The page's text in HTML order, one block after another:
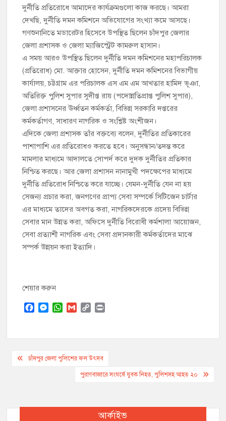
দুর্নীতি প্রতিরোধে আমাদের কার্যক্রমগুলো কাজ করছে। আমরা
দেখছি, দুর্নীতি দমন কমিশনে অভিযোগের সংখ্যা কমে আসছে।
গণশুনানিতে মডারেটর হিসেবে উপস্থিত ছিলেন চাঁদপুর জেলার
জেলা প্রশাসক ও জেলা ম্যাজিস্ট্রেট কামরুল হাসান।
এ সময় আরও উপস্থিত ছিলেন দুর্নীতি দমন কমিশনের মহাপরিচালক
(প্রতিরোধ) মো. আক্তার হোসেন, দুর্নীতি দমন কমিশনের বিভাগীয়
কার্যালয়, চট্টগ্রাম এর পরিচালক এস এম এম আখতার হামিদ ভূঞা,
অতিরিক্ত পুলিশ সুপার সুদীপ্ত রায় (পদোন্নতিপ্রাপ্ত পুলিশ সুপার),
জেলা প্রশাসনের ঊর্ধ্বতন কর্মকর্তা, বিভিন্ন সরকারি দপ্তরের
কর্মকর্তাগণ, সাধারণ নাগরিক ও সংশ্লিষ্ট অংশীজন।
এদিকে জেলা প্রশাসক তাঁর বক্তব্যে বলেন, দুর্নীতির প্রতিকারের
পাশাপাশি এর প্রতিরোধও করতে হবে। অনুসন্ধান/তদন্ত করে
মামলার মাধ্যমে আদালতে সোপর্দ করে দুদক দুর্নীতির প্রতিকার
নিশ্চিত করছে। আর জেলা প্রশাসন নানামুখী পদক্ষেপের মাধ্যমে
দুর্নীতি প্রতিরোধ নিশ্চিতে করে যাচ্ছে। যেমন-দুর্নীতি যেন না হয়
সেজন্য প্রচার করা, জনগণের প্রাপ্য সেবা সম্পর্কে সিটিজেন চার্টার
এর মাধ্যমে তাদের অবগত করা, নাগরিকদেরকে প্রদেয় বিভিন্ন
সেবার মান উন্নত করা, অফিসে দুর্নীতি বিরোধী কর্মশালা আয়োজন,
সেবা প্রত্যাশী নাগরিক এবং সেবা প্রদানকারী কর্মকর্তাদের মাঝে
সম্পর্ক উন্নয়ন করা ইত্যাদি।
শেয়ার করুন
e
o
M
s
n
W
t
A
G
i
C
y
i
k
n
Postচাঁদপুর জেলা পুলিশের ফল উৎসব
পুরাণবাজারে সংঘর্ষে যুবক নিহত, পুলিশসহ আহত ২০
আর্কাইভ